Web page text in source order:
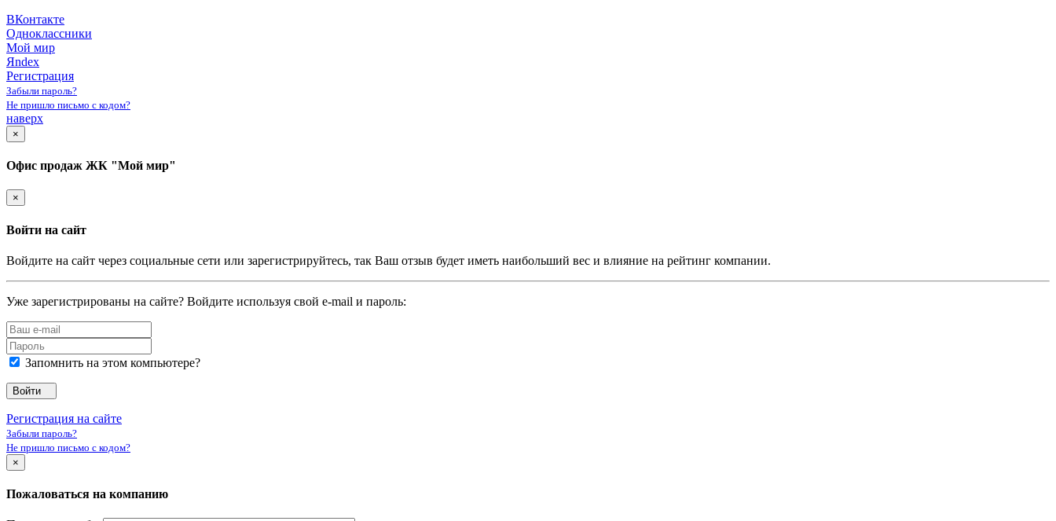
ВКонтакте
Одноклассники
Мой мир
Яndex
Регистрация
Забыли пароль?
Не пришло письмо с кодом?
наверх
×
Офис продаж ЖК "Мой мир"
×
Войти на сайт
Войдите на сайт через социальные сети или зарегистрируйтесь, так Ваш отзыв будет иметь наибольший вес и влияние на рейтинг компании.
Уже зарегистрированы на сайте? Войдите используя свой e-mail и пароль:
Запомнить на этом компьютере?
Войти
Регистрация на сайте
Забыли пароль?
Не пришло письмо с кодом?
×
Пожаловаться на компанию